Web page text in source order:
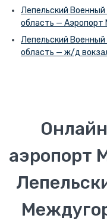
Лепельский
область — Аэропорт
Лепельский
область — ж/д
аэропорт